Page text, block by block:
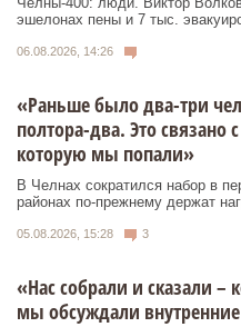
эшелонах пены и 7 тыс.
06.08.2026, 14:26
«Раньше было два-три
полтора-два. Это
которую мы попали»
В Челнах сократился набор в
районах по-прежнему держат
05.08.2026, 15:28 3
«Нас собрали и сказали –
мы обсуждали